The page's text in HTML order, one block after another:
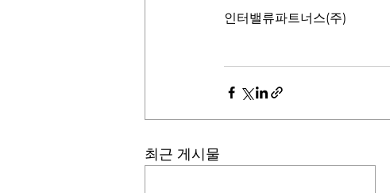
인터밸류파트너스(주)
최근 게시물